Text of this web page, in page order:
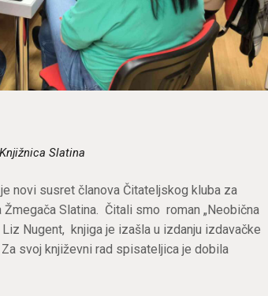
Knjižnica Slatina
novi susret članova Čitateljskog kluba za
Slatina. Čitali smo roman „Neobična
Nugent, knjiga je izašla u izdanju izdavačke
svoj književni rad spisateljica je dobila